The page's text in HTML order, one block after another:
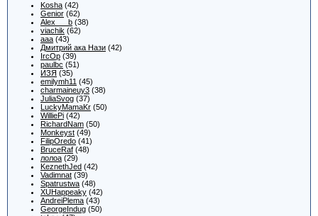
Kosha (42)
Genior (62)
Alex___b (38)
viachik (62)
aaa (43)
Дмитрий ака Нази (42)
IrcOp (39)
paulbc (51)
ИЗЯ (35)
emilymh11 (45)
charmaineuy3 (38)
JuliaSvog (37)
LuckyMamaKr (50)
WilliePi (42)
RichardNam (50)
Monkeyst (49)
FilipOredo (41)
BruceRaf (48)
лолоа (29)
KeznethJed (42)
Vadimnat (39)
Spatrustwa (48)
XUHappeaky (42)
AndreiPlema (43)
GeorgeIndug (50)